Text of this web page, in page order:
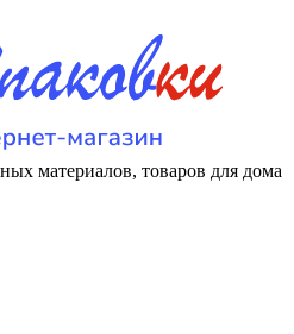
материалов, товаров для дома